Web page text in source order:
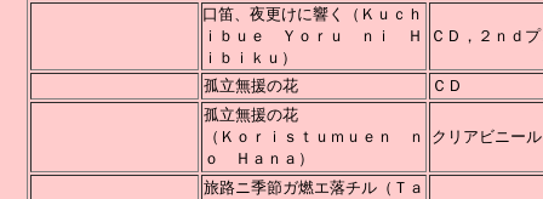
口笛、夜更けに響く
（Ｋｕｃｈ
ｉｂｕｅ Ｙｏｒｕ ｎｉ Ｈ
ｉｂｉｋｕ）
ＣＤ，２ｎｄ
孤立無援の花
ＣＤ
孤立無援の花
（Ｋｏｒｉｓｔｕｍｕｅｎ ｎ
ｏ Ｈａｎａ）
クリア
旅路ニ季節ガ燃エ落チル （Ｔａ